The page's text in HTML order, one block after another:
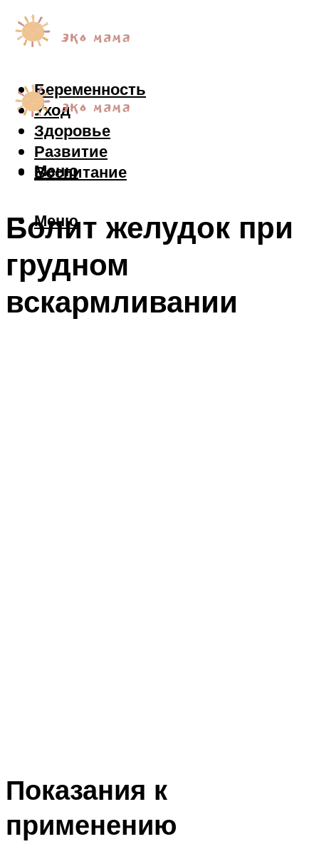
Беременность
Уход
Здоровье
Развитие
Воспитание
Меню
Меню
Болит желудок при
грудном
вскармливании
Показания к
применению